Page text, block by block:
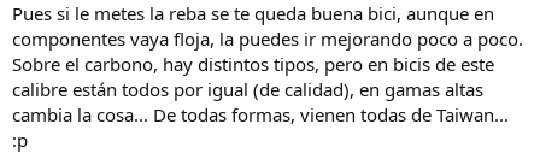
Pues si le metes la reba se te queda buena bici, aunque en
componentes vaya floja, la puedes ir mejorando poco a poco.
Sobre el carbono, hay distintos tipos, pero en bicis de este
calibre están todos por igual (de calidad), en gamas altas
cambia la cosa... De todas formas, vienen todas de Taiwan...
:p